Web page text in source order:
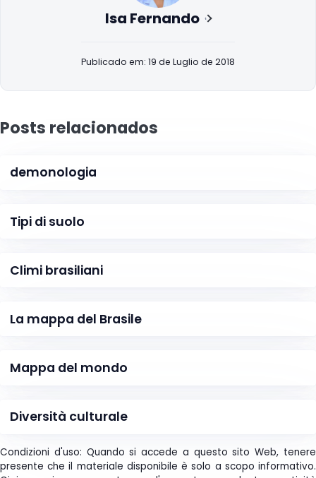
Isa Fernando
Publicado em: 19 de Luglio de 2018
Posts relacionados
demonologia
Tipi di suolo
Climi brasiliani
La mappa del Brasile
Mappa del mondo
Diversità culturale
Condizioni d'uso: Quando si accede a questo sito Web, tenere
presente che il materiale disponibile è solo a scopo informativo.